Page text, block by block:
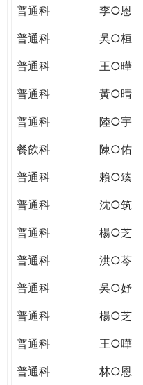
WORLD
TOMORROW
YOU
THE
PATH
GLOBAL
普通科
李○恩
普通科
吳○桓
普通科
王○曄
普通科
黃○晴
普通科
陸○宇
餐飲科
陳○佑
普通科
賴○臻
普通科
沈○筑
普通科
楊○芝
普通科
洪○芩
普通科
吳○妤
普通科
楊○芝
普通科
王○曄
普通科
林○恩